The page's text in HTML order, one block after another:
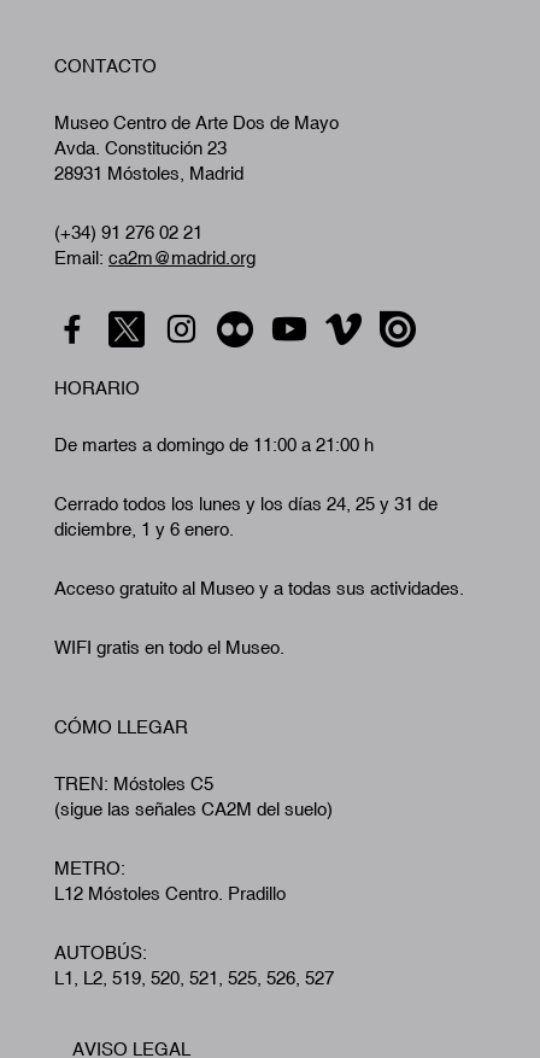
CONTACTO
Museo Centro de Arte Dos de Mayo
Avda. Constitución 23
28931 Móstoles, Madrid
(+34) 91 276 02 21
Email: ca2m@madrid.org
HORARIO
De martes a domingo de 11:00 a 21:00 h
Cerrado todos los lunes y los días 24, 25 y 31 de
diciembre, 1 y 6 enero.
Acceso gratuito al Museo y a todas sus actividades.
WIFI gratis en todo el Museo.
CÓMO LLEGAR
TREN: Móstoles C5
(sigue las señales CA2M del suelo)
METRO:
L12 Móstoles Centro. Pradillo
AUTOBÚS:
L1, L2, 519, 520, 521, 525, 526, 527
AVISO LEGAL